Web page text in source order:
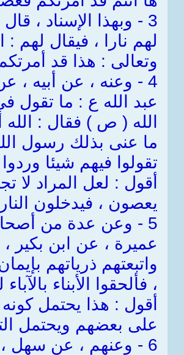
3 - وبهذا الإسناد ،
لهم نارا ، فيقال لهم
وتعالى : هذا قد
4 - وعنه ، عن أبيه
عبد الله ع : ما تقول
الله ( ص ) فقال :
ما عنى بذلك رسول
تقولوا فيهم شيئا
أقول : لعل المراد لا
يعصون ، فيدخلون
5 - وعن عدة من
عميرة ، عن ابن بكير
واتبعتهم ذرياتهم
، فألحقوا الأبناء
أقول : هذا يحتمل
على بعضهم ويحتمل
6 - وعنهم ، عن سهل